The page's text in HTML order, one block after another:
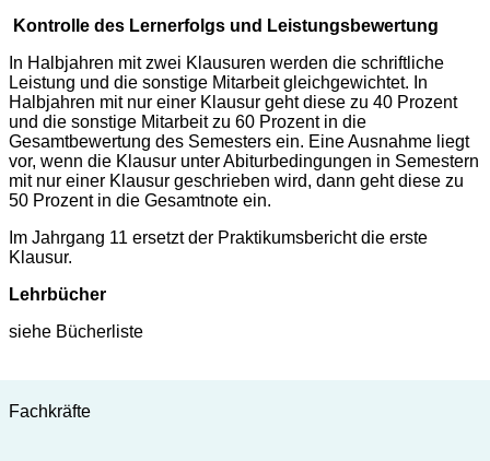
Kontrolle des Lernerfolgs und Leistungsbewertung
In Halbjahren mit zwei Klausuren werden die schriftliche
Leistung und die sonstige Mitarbeit gleichgewichtet. In
Halbjahren mit nur einer Klausur geht diese zu 40 Prozent
und die sonstige Mitarbeit zu 60 Prozent in die
Gesamtbewertung des Semesters ein. Eine Ausnahme liegt
vor, wenn die Klausur unter Abiturbedingungen in Semestern
mit nur einer Klausur geschrieben wird, dann geht diese zu
50 Prozent in die Gesamtnote ein.
Im Jahrgang 11 ersetzt der Praktikumsbericht die erste
Klausur.
Lehrbücher
siehe Bücherliste
Fachkräfte